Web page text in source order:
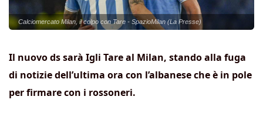
Calciomercato Milan, il colpo con Tare - SpazioMilan (La Presse)
Il nuovo ds sarà Igli Tare al Milan, stando alla fuga
di notizie dell’ultima ora con l’albanese che è in pole
per firmare con i rossoneri.